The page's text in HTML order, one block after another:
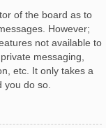
of the board as to
However;
not available to
messaging,
etc. It only takes a
do so.